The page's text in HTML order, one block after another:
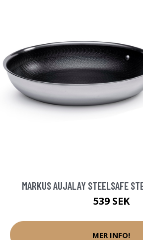
MARKUS AUJALAY STEELSAFE
539 SEK
MER INFO!